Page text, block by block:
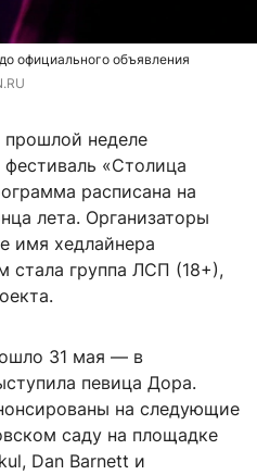
официального объявления
неделе
«Столица
расписана на
лета. Организаторы
имя хедлайнера
стала группа ЛСП (18+),
31 мая — в
певица Дора.
на следующие
саду на площадке
Dan Barnett и